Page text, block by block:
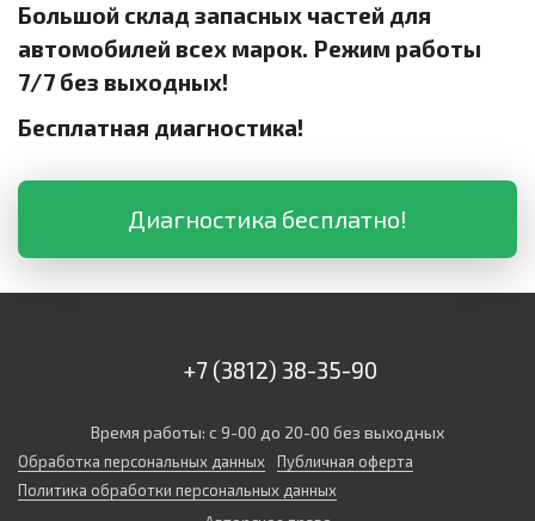
Большой склад запасных частей для
автомобилей всех марок. Режим работы
7/7 без выходных!
Бесплатная диагностика!
Диагностика бесплатно!
+7 (3812) 38-35-90
Время работы: с 9-00 до 20-00 без выходных
Обработка персональных данных
Публичная оферта
Политика обработки персональных данных